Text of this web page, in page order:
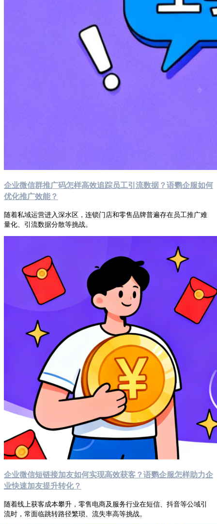
企业微信群推广码怎样高效追踪员工引流数据？语鹦企服如何
优化推广效能？
随着私域运营进入深水区，连锁门店和零售品牌普遍存在员工推广难
量化、引流数据分散等挑战。
企业微信短链接加友如何实现高效获客？语鹦企服怎样助力企
业快速加友提升转化？
随着线上获客成本攀升，零售电商及服务行业在短信、抖音等公域引
流时，常面临跳转路径繁琐、流失率高等挑战。